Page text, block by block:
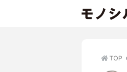
TOP